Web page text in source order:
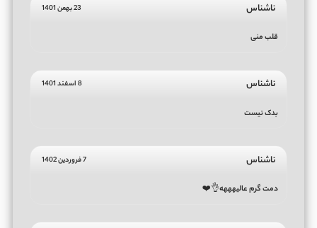
ناشناس 23 بهمن 1401
قلب منی
ناشناس 8 اسفند 1401
بدک نیست
ناشناس 7 فروردین 1402
دمت گرم عالیهههه👌⁦❤️⁩